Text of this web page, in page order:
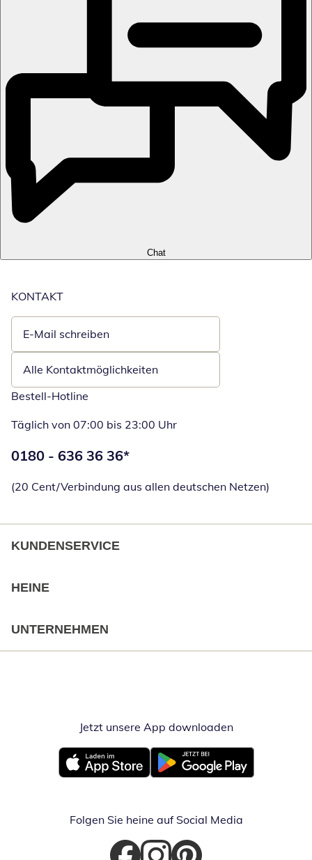
Chat
KONTAKT
E-Mail schreiben
Öffnet E-Mail-Client
Alle Kontaktmöglichkeiten
Bestell-Hotline
Täglich von 07:00 bis 23:00 Uhr
Telefonnummer:
0180 - 636 36 36*
(20 Cent/Verbindung aus allen deutschen Netzen)
KUNDENSERVICE
HEINE
UNTERNEHMEN
Jetzt unsere App downloadenÖffnet in
Öffnet in neuem FensterÖffnet in neuem Fenster
Folgen Sie heine auf Social Media